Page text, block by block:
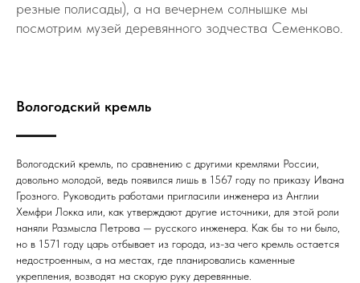
резные полисады), а на вечернем солнышке мы
посмотрим музей деревянного зодчества Семенково.
Вологодский кремль
Вологодский кремль, по сравнению с другими кремлями России,
довольно молодой, ведь появился лишь в 1567 году по приказу Ивана
Грозного. Руководить работами пригласили инженера из Англии
Хемфри Локка или, как утверждают другие источники, для этой роли
наняли Размысла Петрова — русского инженера. Как бы то ни было,
но в 1571 году царь отбывает из города, из-за чего кремль остается
недостроенным, а на местах, где планировались каменные
укрепления, возводят на скорую руку деревянные.